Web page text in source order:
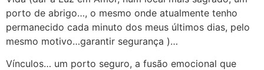
porto de abrigo…, o mesmo onde atualmente tenho
permanecido cada minuto dos meus últimos dias, pelo
mesmo motivo…garantir segurança )…
Vínculos… um porto seguro, a fusão emocional que